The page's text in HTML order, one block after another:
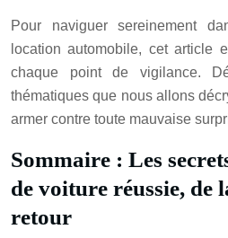
Pour naviguer sereinement
location automobile, cet article
chaque point de vigilance.
thématiques que nous allons
armer contre toute mauvaise
Sommaire : Les
de voiture réussie, de
retour